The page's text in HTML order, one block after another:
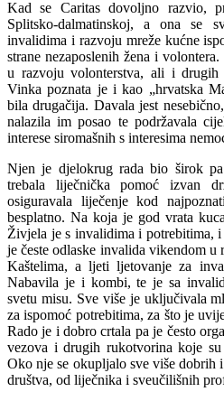
Kad se Caritas dovoljno razvio,
Splitsko-dalmatinskoj, a ona se
invalidima i razvoju mreže kućne
strane nezaposlenih žena i
u razvoju volonterstva, ali i drugih
Vinka poznata je i kao „hrvatska
bila drugačija. Davala jest
nalazila im posao te podržavala
interese siromašnih s interesima
Njen je djelokrug rada bio širok
trebala liječnička pomoć izvan
osiguravala liječenje kod
besplatno. Na koja je god vrata
Živjela je s invalidima i potrebitima,
je česte odlaske invalida vikendom u
Kaštelima, a ljeti ljetovanje za
Nabavila je i kombi, te je sa
svetu misu. Sve više je uključivala
za ispomoć potrebitima, za što je
Rado je i dobro crtala pa je često
vezova i drugih rukotvorina koje
Oko nje se okupljalo sve više
društva, od liječnika i sveučilišnih